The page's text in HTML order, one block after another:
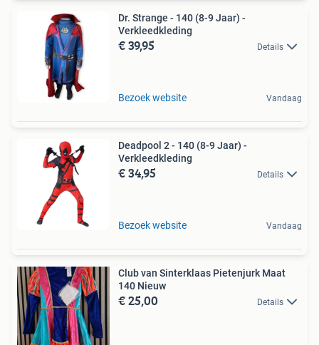
Dr. Strange - 140 (8-9 Jaar) -
Verkleedkleding
€ 39,95 Details
Bezoek website Vandaag
Deadpool 2 - 140 (8-9 Jaar) -
Verkleedkleding
€ 34,95 Details
Bezoek website Vandaag
Club van Sinterklaas Pietenjurk Maat
140 Nieuw
€ 25,00 Details